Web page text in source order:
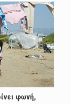
φωνή,